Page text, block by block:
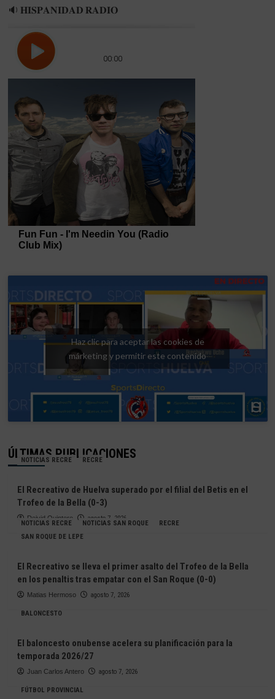
🔉 𝐇𝐈𝐒𝐏𝐀𝐍𝐈𝐃𝐀𝐃 𝐑𝐀𝐃𝐈𝐎
Haz clic para aceptar las cookies de
márketing y permitir este contenido
ÚLTIMAS PUBLICACIONES
NOTICIAS RECRE RECRE
El Recreativo de Huelva superado por el filial del Betis en el
Trofeo de la Bella (0-3)
Deivid Quintero agosto 7, 2026
NOTICIAS RECRE NOTICIAS SAN ROQUE
RECRE
SAN ROQUE DE LEPE
El Recreativo se lleva el primer asalto del Trofeo de la Bella
en los penaltis tras empatar con el San Roque (0-0)
Matias Hermoso agosto 7, 2026
BALONCESTO
El baloncesto onubense acelera su planificación para la
temporada 2026/27
Juan Carlos Antero agosto 7, 2026
FÚTBOL PROVINCIAL